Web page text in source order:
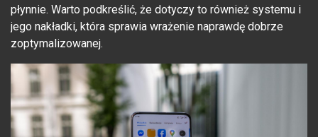
płynnie. Warto podkreślić, że dotyczy to również systemu i
jego nakładki, która sprawia wrażenie naprawdę dobrze
zoptymalizowanej.